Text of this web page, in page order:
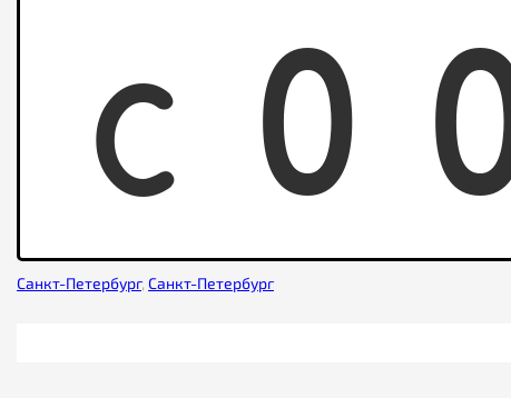
C 0
Санкт-Петербург, Санкт-Петербург